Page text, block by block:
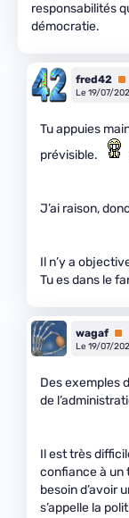
responsabilités
démocratie.
fred42
Le 19/07/
Tu appuies
prévisible.
J’ai raison,
Il n’y a
Tu es dans le
wagaf
Le 19/07/
Des exemples
de
Il est très
confiance à un
besoin d’avoir
s’appelle la